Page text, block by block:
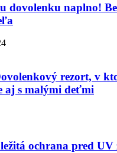
dovolenku naplno!
rezort, v
aj s malými deťmi
ochrana pred